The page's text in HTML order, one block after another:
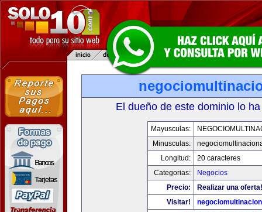
El dueño de este dominio lo
Mayusculas:
Minusculas:
Longitud:
20 caracteres
Categorias:
Negocios
Precio:
Realizar una oferta!
Visitar!